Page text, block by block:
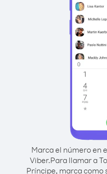
Marca el número en
Viber.Para llamar a
Príncipe, marca como